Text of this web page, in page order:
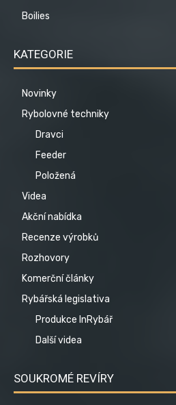
Boilies
KATEGORIE
Novinky
Rybolovné techniky
Dravci
Feeder
Položená
Videa
Akční nabídka
Recenze výrobků
Rozhovory
Komerční články
Rybářská legislativa
Produkce InRybář
Další videa
SOUKROMÉ REVÍRY